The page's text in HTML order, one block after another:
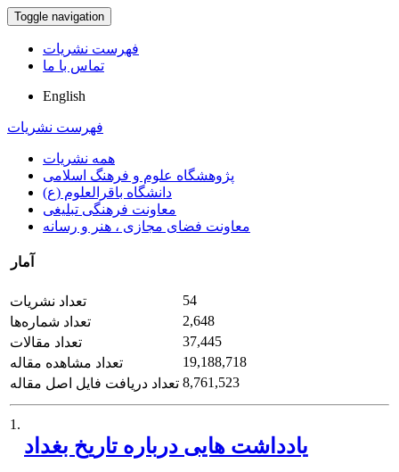
Toggle navigation
فهرست نشریات
تماس با ما
English
فهرست نشریات
همه نشریات
پژوهشگاه علوم و فرهنگ اسلامی
دانشگاه باقرالعلوم (ع)
معاونت فرهنگی تبلیغی
معاونت فضای مجازی ، هنر و رسانه
آمار
تعداد نشریات
54
تعداد شماره‌ها
2,648
تعداد مقالات
37,445
تعداد مشاهده مقاله
19,188,718
تعداد دریافت فایل اصل مقاله 8,761,523
1.
یادداشت هایی درباره تاریخ بغداد